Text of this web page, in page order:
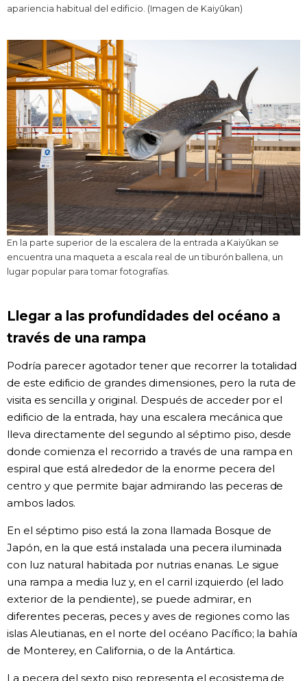
apariencia habitual del edificio. (Imagen de Kaiyūkan)
En la parte superior de la escalera de la entrada a Kaiyūkan se
encuentra una maqueta a escala real de un tiburón ballena, un
lugar popular para tomar fotografías.
Llegar a las profundidades del océano a
través de una rampa
Podría parecer agotador tener que recorrer la totalidad
de este edificio de grandes dimensiones, pero la ruta de
visita es sencilla y original. Después de acceder por el
edificio de la entrada, hay una escalera mecánica que
lleva directamente del segundo al séptimo piso, desde
donde comienza el recorrido a través de una rampa en
espiral que está alrededor de la enorme pecera del
centro y que permite bajar admirando las peceras de
ambos lados.
En el séptimo piso está la zona llamada Bosque de
Japón, en la que está instalada una pecera iluminada
con luz natural habitada por nutrias enanas. Le sigue
una rampa a media luz y, en el carril izquierdo (el lado
exterior de la pendiente), se puede admirar, en
diferentes peceras, peces y aves de regiones como las
islas Aleutianas, en el norte del océano Pacífico; la bahía
de Monterey, en California, o de la Antártica.
La pecera del sexto piso representa el ecosistema de